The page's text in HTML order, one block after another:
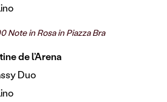
Note in Rosa in Piazza Bra
de l’Arena
Duo